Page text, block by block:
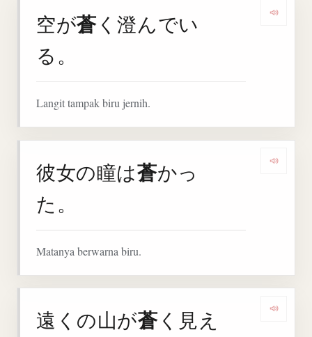
空が蒼く澄んでい
る。
Langit tampak biru jernih.
彼女の瞳は蒼かっ
た。
Matanya berwarna biru.
遠くの山が蒼く見え